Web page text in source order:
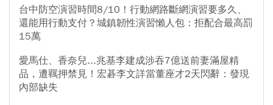
台中防空演習時間8/10！行動網路斷網演習要多久、
還能用行動支付？城鎮韌性演習懶人包：拒配合最高罰
15萬
愛馬仕、香奈兒...兆基李建成涉吞7億送前妻滿屋精
品，遭羈押禁見！宏碁李文詳當董座才2天閃辭：發現
內部缺失